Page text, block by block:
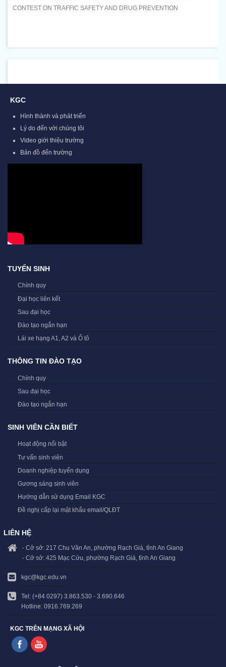
CONTEST ON TRAFFIC SAFETY AND DRUG PREVENTION
KGC
Hình thành và phát triển
Lý do đến với chúng tôi
Video giới thiệu trường
Bản đồ đến trường
TUYỂN SINH
Chính quy
Đại học liên kết
Sau đại học
Đào tạo ngắn hạn
Lái xe hạng A1, A2 và Ô tô
THÔNG TIN ĐÀO TẠO
Chính quy
Sau đại học
Đào tạo ngắn hạn
SINH VIÊN CẦN BIẾT
Hoạt động nổi bật
Tư vấn sinh viên
Doanh nghiệp tuyển dụng
Gương sáng sinh viên
Hướng dẫn sử dụng Email KGC
Đề nghị cấp lại mật khẩu email/QLĐT
LIÊN HỆ
- Cở sở: 217 Chu Văn An, phường Rạch Giá, tỉnh An Giang
- Cở sở: 425 Mạc Cửu, phường Rạch Giá, tỉnh An Giang
kgc@kgc.edu.vn
Tel: (+84 0297) 3.863.530 - 3.690.646
Hotline: 0916.769.269
KGC TRÊN MẠNG XÃ HỘI